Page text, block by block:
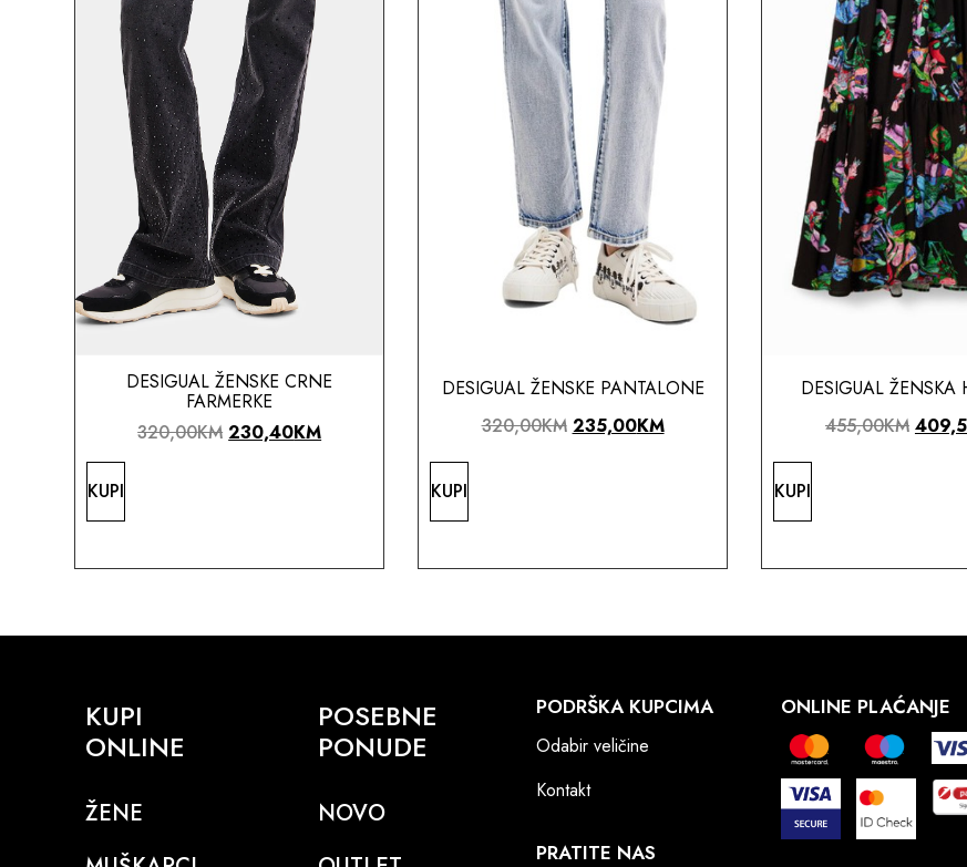
DESIGUAL ŽENSKE CRNE
FARMERKE
320,00KM 230,40KM
KUPI
DESIGUAL ŽENSKE PANTALONE
320,00KM 235,00KM
KUPI
DESIGUAL ŽENSKA
455,00KM
KUPI
KUPI
ONLINE
ŽENE
POSEBNE
PONUDE
NOVO
PODRŠKA KUPCIMA
Odabir veličine
Kontakt
PRATITE NAS
ONLINE PLAĆANJE